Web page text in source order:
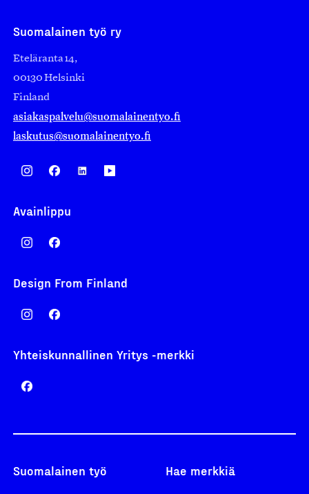
Suomalainen työ ry
Eteläranta 14,
00130 Helsinki
Finland
asiakaspalvelu@suomalainentyo.fi
laskutus@suomalainentyo.fi
Avainlippu
Design From Finland
Yhteiskunnallinen Yritys -merkki
Suomalainen työ Hae merkkiä